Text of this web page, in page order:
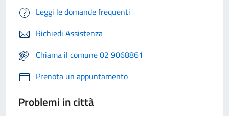
Leggi le domande frequenti
Richiedi Assistenza
Chiama il comune 02 9068861
Prenota un appuntamento
Problemi in città